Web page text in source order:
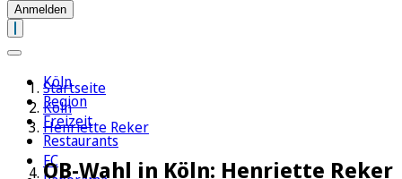
Anmelden
Köln
Region
Freizeit
Restaurants
FC
Startseite
Köln
Henriette Reker
OB-Wahl in Köln: Henriette Reker